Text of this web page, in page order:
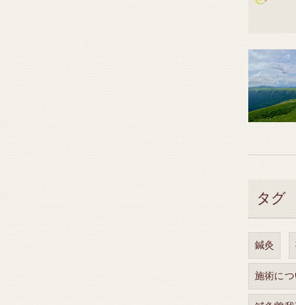
タグ
鍼灸
施術につ